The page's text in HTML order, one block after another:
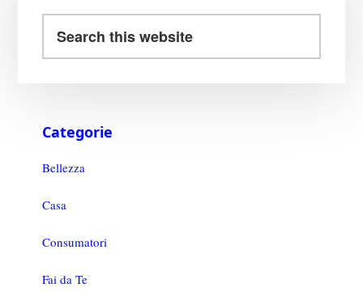
Categorie
Bellezza
Casa
Consumatori
Fai da Te